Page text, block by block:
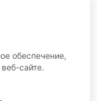
обеспечение,
сайте.